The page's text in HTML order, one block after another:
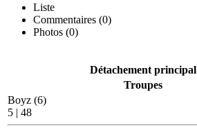
Liste
Commentaires (0)
Photos (0)
Détachement principal
Troupes
Boyz (6)
5 | 48